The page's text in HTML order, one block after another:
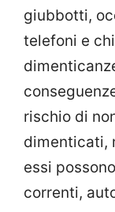
giubbotti,
telefoni e
rischio di
dimenticati,
essi
correnti,